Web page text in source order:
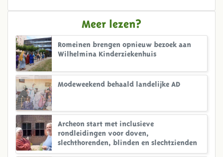
Meer lezen?
Romeinen brengen opnieuw bezoek aan
Wilhelmina Kinderziekenhuis
Modeweekend behaald landelijke AD
Archeon start met inclusieve
rondleidingen voor doven,
slechthorenden, blinden en slechtzienden